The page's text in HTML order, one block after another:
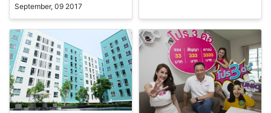
September, 09 2017